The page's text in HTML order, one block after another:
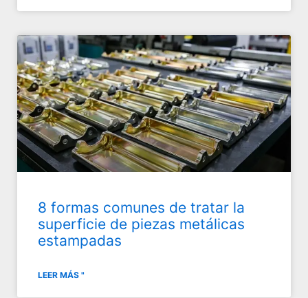
8 formas comunes de tratar la
superficie de piezas metálicas
estampadas
LEER MÁS "